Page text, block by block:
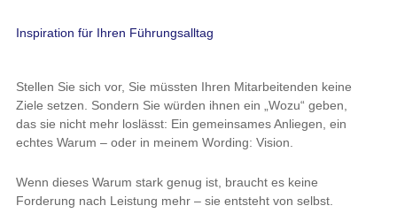
Inspiration für Ihren Führungsalltag
Stellen Sie sich vor, Sie müssten Ihren Mitarbeitenden keine
Ziele setzen. Sondern Sie würden ihnen ein „Wozu“ geben,
das sie nicht mehr loslässt: Ein gemeinsames Anliegen, ein
echtes Warum – oder in meinem Wording: Vision.
Wenn dieses Warum stark genug ist, braucht es keine
Forderung nach Leistung mehr – sie entsteht von selbst.